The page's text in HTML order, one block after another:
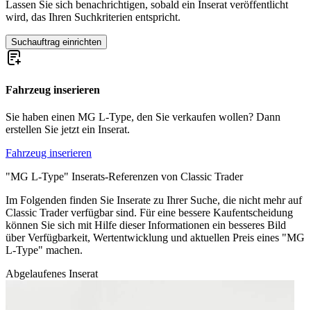
Lassen Sie sich benachrichtigen, sobald ein Inserat veröffentlicht
wird, das Ihren Suchkriterien entspricht.
Suchauftrag einrichten
Fahrzeug inserieren
Sie haben einen MG L-Type, den Sie verkaufen wollen? Dann
erstellen Sie jetzt ein Inserat.
Fahrzeug inserieren
"MG L-Type" Inserats-Referenzen von Classic Trader
Im Folgenden finden Sie Inserate zu Ihrer Suche, die nicht mehr auf
Classic Trader verfügbar sind. Für eine bessere Kaufentscheidung
können Sie sich mit Hilfe dieser Informationen ein besseres Bild
über Verfügbarkeit, Wertentwicklung und aktuellen Preis eines "MG
L-Type" machen.
Abgelaufenes Inserat